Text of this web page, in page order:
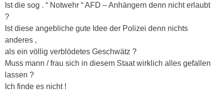
Ist die sog . “ Notwehr “ AFD – Anhängern denn nicht erlaubt
?
Ist diese angebliche gute Idee der Polizei denn nichts
anderes ,
als ein völlig verblödetes Geschwätz ?
Muss mann / frau sich in diesem Staat wirklich alles gefallen
lassen ?
Ich finde es nicht !